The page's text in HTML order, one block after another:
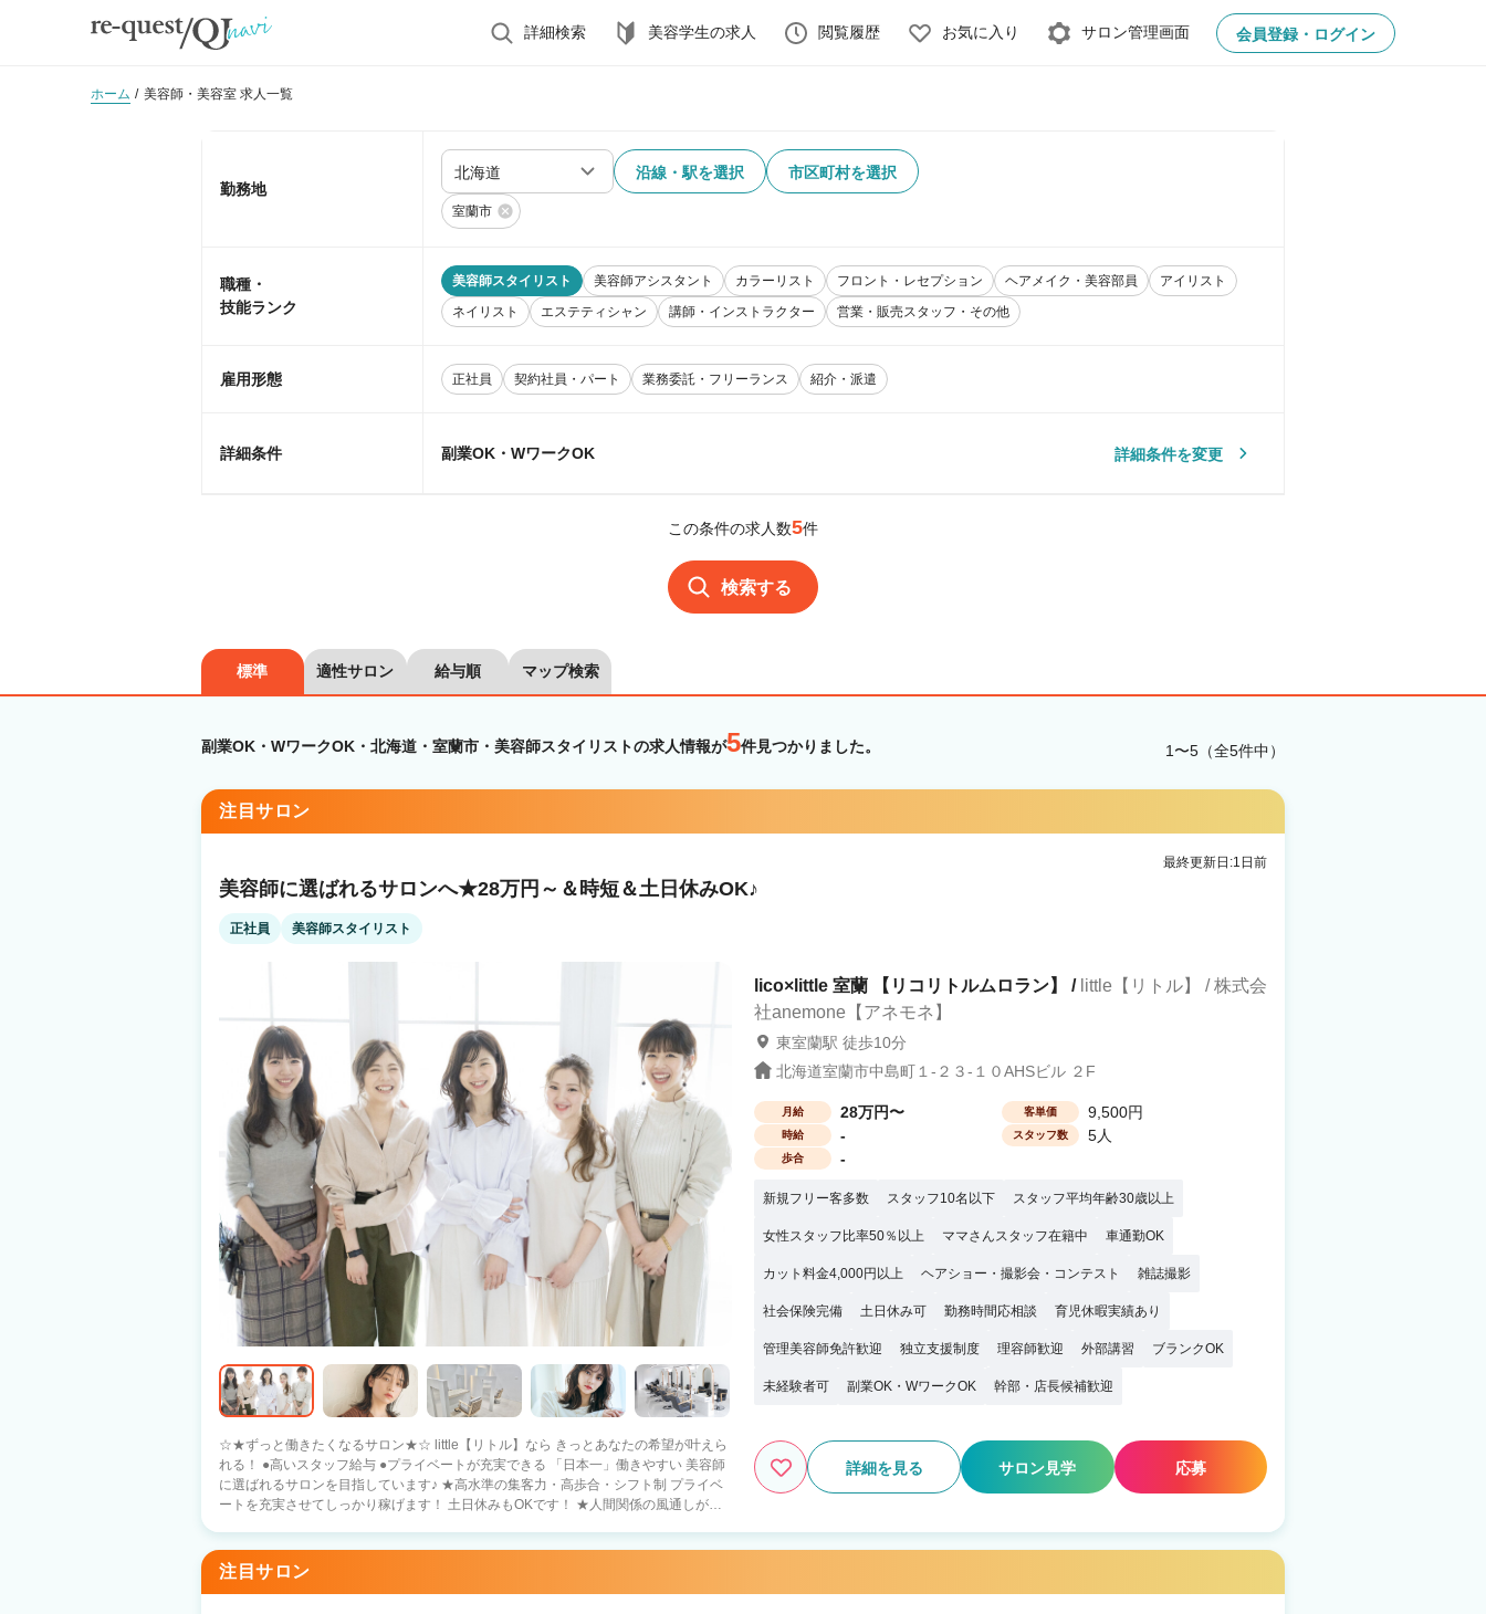
詳細検索 美容学生の求人 閲覧履歴 お気に入り サロン管理画面 会員登録・ログイン
ホーム 美容師・美容室 求人一覧
勤務地
沿線・駅を選択 市区町村を選択
室蘭市
職種・
技能ランク
美容師スタイリスト 美容師アシスタント カラーリスト フロント・レセプション ヘアメイク・美容部員
アイリスト
ネイリスト
エステティシャン 講師・インストラクター 営業・販売スタッフ・その他
雇用形態 正社員 契約社員・パート 業務委託・フリーランス 紹介・派遣
詳細条件 副業OK・WワークOK 詳細条件を変更
この条件の求人数5件
検索する
標準 適性サロン 給与順 マップ検索
副業OK・WワークOK・北海道・室蘭市・美容師スタイリストの求人情報が5件見つかりました。 1〜5（全5件中）
注目サロン
最終更新日:1日前
美容師に選ばれるサロンへ★28万円～＆時短＆土日休みOK♪
正社員 美容師スタイリスト
☆★ずっと働きたくなるサロン★☆ little【リトル】なら きっとあなたの希望が叶えら
れる！ ●高いスタッフ給与 ●プライベートが充実できる 「日本一」働きやすい 美容師
に選ばれるサロンを目指しています♪ ★高水準の集客力・高歩合・シフト制 プライベ
ートを充実させてしっかり稼げます！ 土日休みもOKです！ ★人間関係の風通しがよ
備 銀行借入などの資金調達 エリア新規出店 物件探し、内装外装のサポート 好条件の
材料仕入れ 集客・求人 給料計算・事務の援助 スタッフマネジメント 経営サポート 〇
lico×little 室蘭 【リコリトルムロラン】 / little【リトル】 / 株式会
社anemone【アネモネ】
東室蘭駅 徒歩10分
北海道室蘭市中島町１-２３-１０AHSビル ２F
月給 28万円〜 客単価 9,500円
時給 - スタッフ数 5人
歩合 -
新規フリー客多数 スタッフ10名以下 スタッフ平均年齢30歳以上
女性スタッフ比率50％以上 ママさんスタッフ在籍中 車通勤OK
カット料金4,000円以上 ヘアショー・撮影会・コンテスト 雑誌撮影
社会保険完備 土日休み可 勤務時間応相談 育児休暇実績あり
管理美容師免許歓迎 独立支援制度 理容師歓迎 外部講習 ブランクOK
未経験者可 副業OK・WワークOK 幹部・店長候補歓迎
詳細を見る サロン見学 応募
注目サロン